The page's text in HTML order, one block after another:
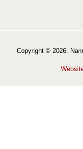
Copyright © 2026.